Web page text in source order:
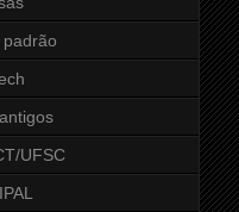
padrão
UFSC